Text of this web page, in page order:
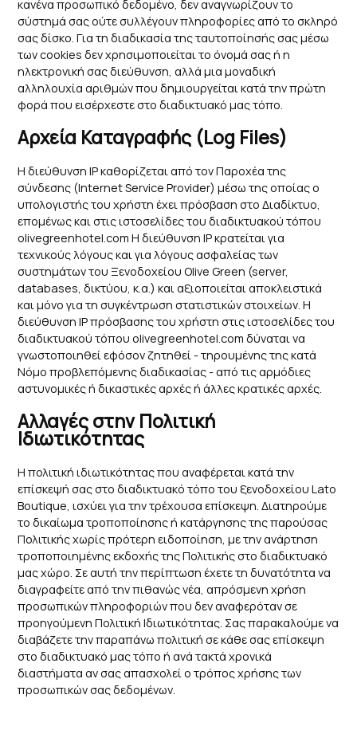
κανένα προσωπικό δεδομένο, δεν αναγνωρίζουν το
σύστημά σας ούτε συλλέγουν πληροφορίες από το σκληρό
σας δίσκο. Για τη διαδικασία της ταυτοποίησής σας μέσω
των cookies δεν χρησιμοποιείται το όνομά σας ή η
ηλεκτρονική σας διεύθυνση, αλλά μια μοναδική
αλληλουχία αριθμών που δημιουργείται κατά την πρώτη
φορά που εισέρχεστε στο διαδικτυακό μας τόπο.
Αρχεία Καταγραφής (Log Files)
Η διεύθυνση IP καθορίζεται από τον Παροχέα της
σύνδεσης (Internet Service Provider) μέσω της οποίας ο
υπολογιστής του χρήστη έχει πρόσβαση στο Διαδίκτυο,
επομένως και στις ιστοσελίδες του διαδικτυακού τόπου
olivegreenhotel.com Η διεύθυνση IP κρατείται για
τεχνικούς λόγους και για λόγους ασφαλείας των
συστημάτων του Ξενοδοχείου Olive Green (server,
databases, δικτύου, κ.α.) και αξιοποιείται αποκλειστικά
και μόνο για τη συγκέντρωση στατιστικών στοιχείων. Η
διεύθυνση IP πρόσβασης του χρήστη στις ιστοσελίδες του
διαδικτυακού τόπου olivegreenhotel.com δύναται να
γνωστοποιηθεί εφόσον ζητηθεί - τηρουμένης της κατά
Νόμο προβλεπόμενης διαδικασίας - από τις αρμόδιες
αστυνομικές ή δικαστικές αρχές ή άλλες κρατικές αρχές.
Αλλαγές στην Πολιτική
Ιδιωτικότητας
Η πολιτική ιδιωτικότητας που αναφέρεται κατά την
επίσκεψή σας στο διαδικτυακό τόπο του ξενοδοχείου Lato
Boutique, ισχύει για την τρέχουσα επίσκεψη. Διατηρούμε
το δικαίωμα τροποποίησης ή κατάργησης της παρούσας
Πολιτικής χωρίς πρότερη ειδοποίηση, με την ανάρτηση
τροποποιημένης εκδοχής της Πολιτικής στο διαδικτυακό
μας χώρο. Σε αυτή την περίπτωση έχετε τη δυνατότητα να
διαγραφείτε από την πιθανώς νέα, απρόσμενη χρήση
προσωπικών πληροφοριών που δεν αναφερόταν σε
προηγούμενη Πολιτική Ιδιωτικότητας. Σας παρακαλούμε να
διαβάζετε την παραπάνω πολιτική σε κάθε σας επίσκεψη
στο διαδικτυακό μας τόπο ή ανά τακτά χρονικά
διαστήματα αν σας απασχολεί ο τρόπος χρήσης των
προσωπικών σας δεδομένων.